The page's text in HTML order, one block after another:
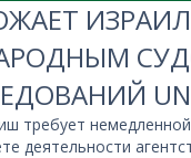
требует
деятельности